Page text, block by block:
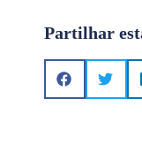
Partilhar